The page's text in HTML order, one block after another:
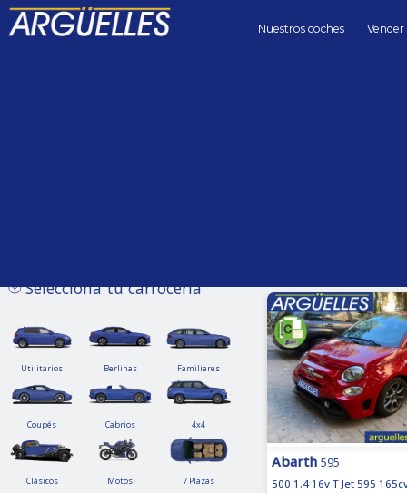
Nuestros coches
Abarth 595
500 1.4 16v T Jet 595
Selecciona tu carrocería
UtilitariosUtilitariosBerlinasBerlinasFamiliares
CoupésCoupés CabriosCabrios 4x4
ClásicosClásicos MotosMotos 7 Plazas7